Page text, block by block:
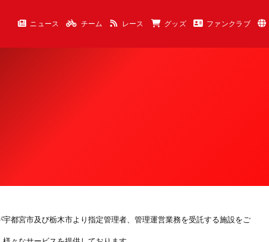
ニュース チーム レース グッズ ファンクラブ
都宮市及び栃木市より指定管理者、管理運営業務を受託する施設をご